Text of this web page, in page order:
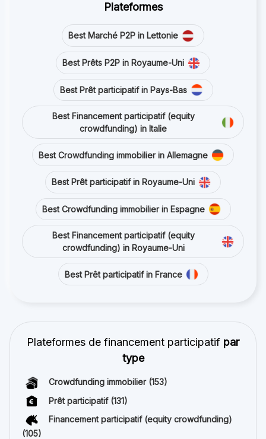
Plateformes
Best Marché P2P in Lettonie
Best Prêts P2P in Royaume-Uni
Best Prêt participatif in Pays-Bas
Best Financement participatif (equity
crowdfunding) in Italie
Best Crowdfunding immobilier in Allemagne
Best Prêt participatif in Royaume-Uni
Best Crowdfunding immobilier in Espagne
Best Financement participatif (equity
crowdfunding) in Royaume-Uni
Best Prêt participatif in France
Plateformes de financement participatif par
type
Crowdfunding immobilier (153)
Prêt participatif (131)
Financement participatif (equity crowdfunding)
(105)